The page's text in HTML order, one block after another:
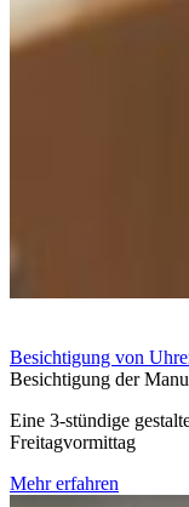
Besichtigung von
Besichtigung der
Eine 3-stündige
Freitagvormittag
Mehr erfahren